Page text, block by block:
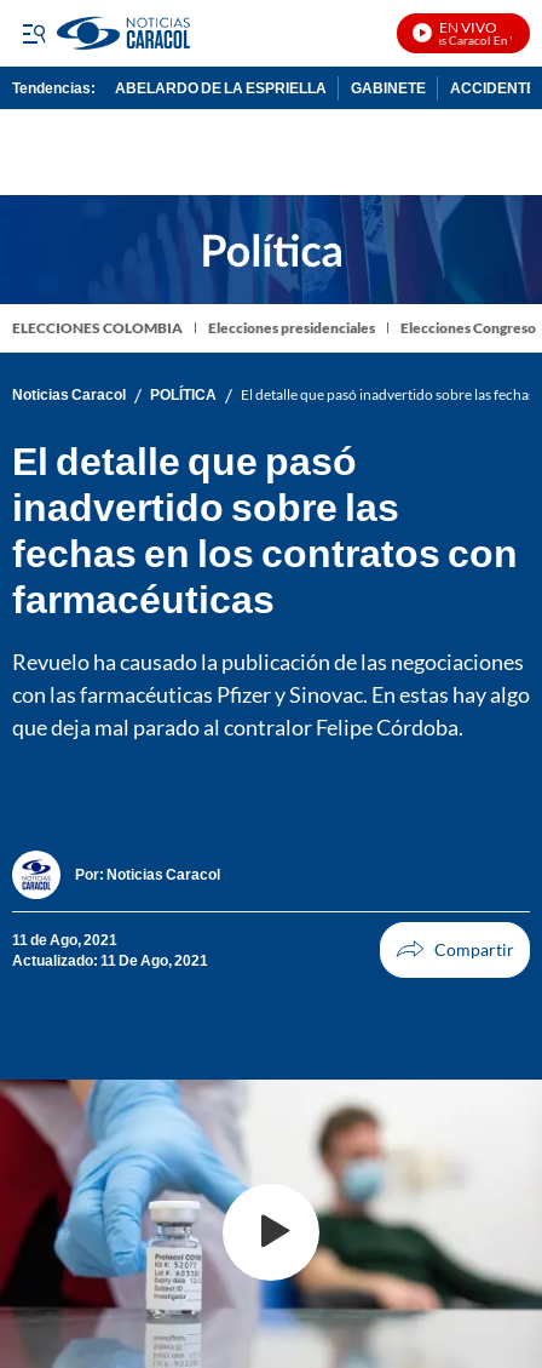
EN VIVO
Noticias Caracol En Vivo
Tendencias: ABELARDO DE LA ESPRIELLA GABINETE ACCIDENTE
ELECCIONES COLOMBIA Elecciones presidenciales Elecciones Congreso
Noticias Caracol / POLÍTICA / El detalle que pasó inadvertido sobre las
El detalle que pasó
inadvertido sobre las
fechas en los contratos con
farmacéuticas
Revuelo ha causado la publicación de las negociaciones
con las farmacéuticas Pfizer y Sinovac. En estas hay algo
que deja mal parado al contralor Felipe Córdoba.
Por: Noticias Caracol
11 de Ago, 2021
Actualizado: 11 De Ago, 2021